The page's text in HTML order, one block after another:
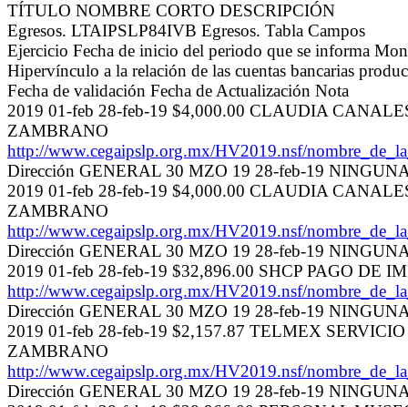
TÍTULO NOMBRE CORTO DESCRIPCIÓN
Egresos. LTAIPSLP84IVB Egresos. Tabla Campos
Ejercicio Fecha de inicio del periodo que se informa
Hipervínculo a la relación de las cuentas bancarias
Fecha de validación Fecha de Actualización Nota
2019 01-feb 28-feb-19 $4,000.00 CLAUDIA
ZAMBRANO
http://www.cegaipslp.org.mx/HV2019.nsf/
Dirección GENERAL 30 MZO 19 28-feb-19
2019 01-feb 28-feb-19 $4,000.00 CLAUDIA
ZAMBRANO
http://www.cegaipslp.org.mx/HV2019.nsf/
Dirección GENERAL 30 MZO 19 28-feb-19
2019 01-feb 28-feb-19 $32,896.00 SHCP PAGO
http://www.cegaipslp.org.mx/HV2019.nsf/
Dirección GENERAL 30 MZO 19 28-feb-19
2019 01-feb 28-feb-19 $2,157.87 TELMEX
ZAMBRANO
http://www.cegaipslp.org.mx/HV2019.nsf/
Dirección GENERAL 30 MZO 19 28-feb-19